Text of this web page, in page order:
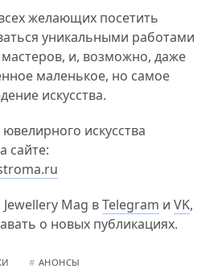
желающих посетить
уникальными работами
и, возможно, даже
маленькое, но самое
искусства.
искусства
сайте:
Mag вTelegram и VK,
о новых публикациях.
# АНОНСЫ